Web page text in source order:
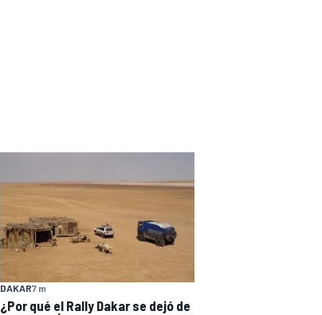
DAKAR7 m
¿Por qué el Rally Dakar se dejó de